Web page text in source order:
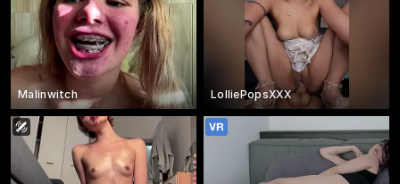
Malinwitch LolliePopsXXX